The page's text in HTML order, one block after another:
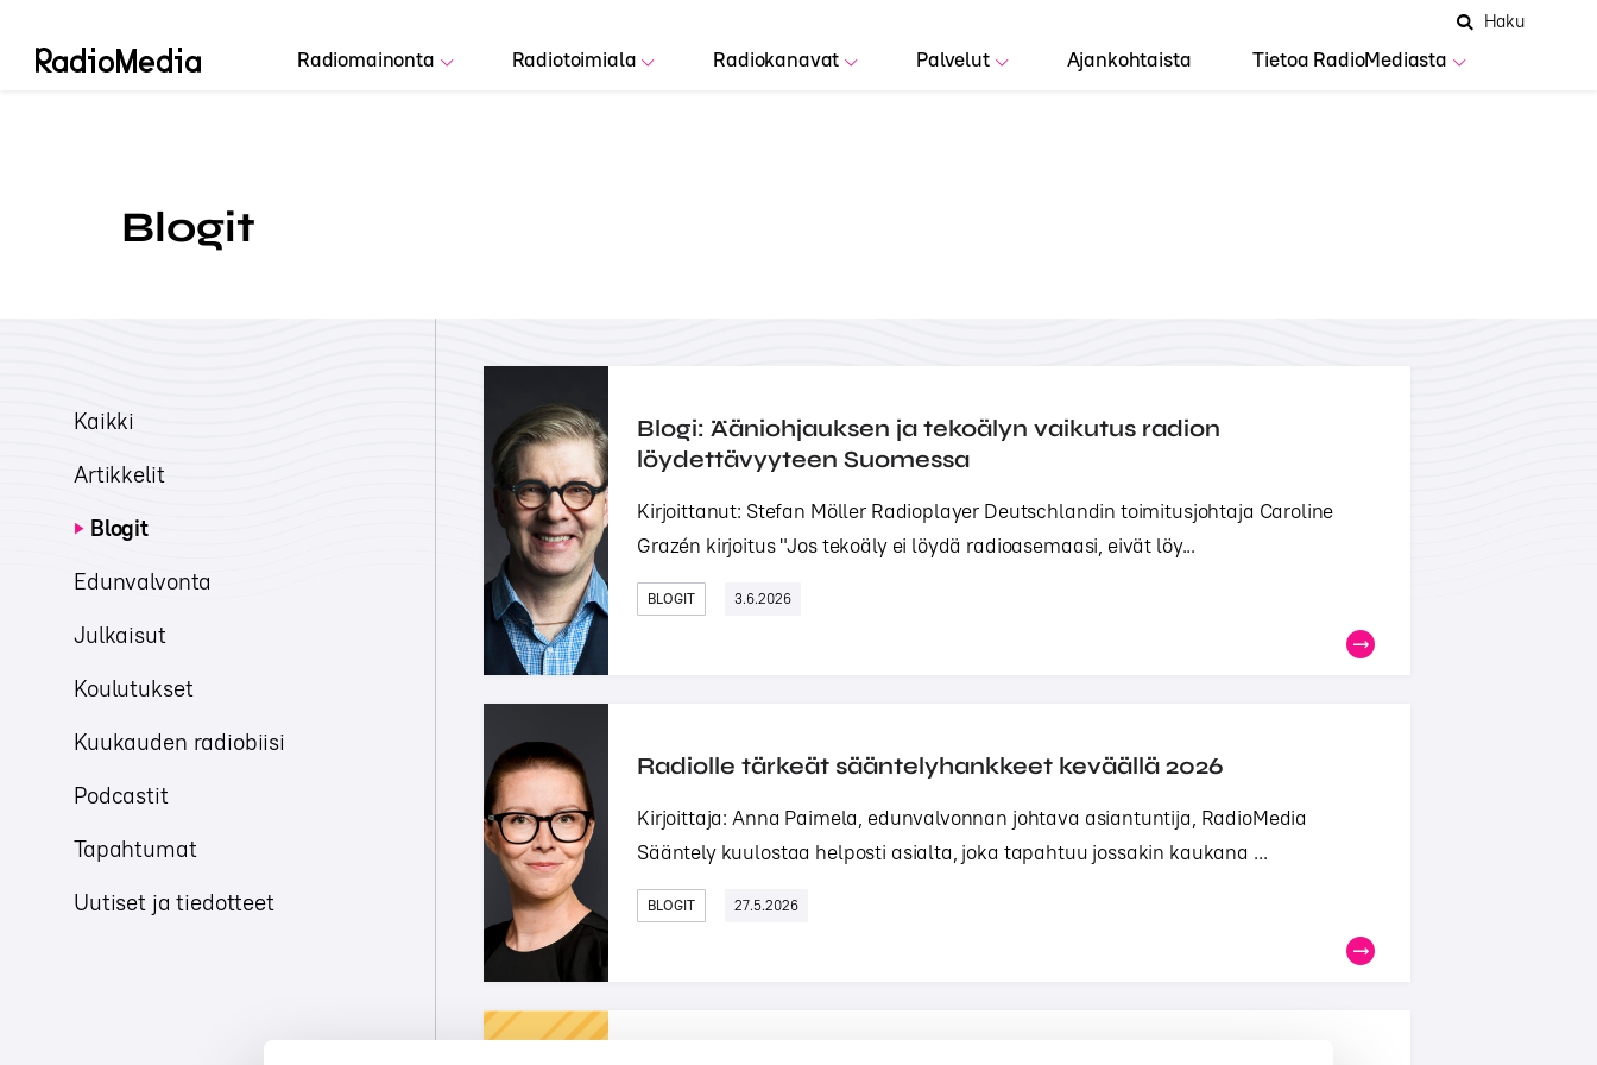
Radiomainonta Radiotoimiala Radiokanavat Palvelut Ajankohtaista Tietoa RadioMediasta
AvaaHaku
Hae
Blogit
Kaikki
Artikkelit
Blogit
Edunvalvonta
Julkaisut
Koulutukset
Kuukauden radiobiisi
Podcastit
Tapahtumat
Uutiset ja tiedotteet
Blogi: Ääniohjauksen ja tekoälyn vaikutus radion
löydettävyyteen Suomessa
Kirjoittanut: Stefan Möller Radioplayer Deutschlandin toimitusjohtaja Caroline
Grazén kirjoitus "Jos tekoäly ei löydä radioasemaasi, eivät löy...
BLOGIT 3.6.2026
Radiolle tärkeät sääntelyhankkeet keväällä 2026
Kirjoittaja: Anna Paimela, edunvalvonnan johtava asiantuntija, RadioMedia
Sääntely kuulostaa helposti asialta, joka tapahtuu jossakin kaukana ...
BLOGIT 27.5.2026